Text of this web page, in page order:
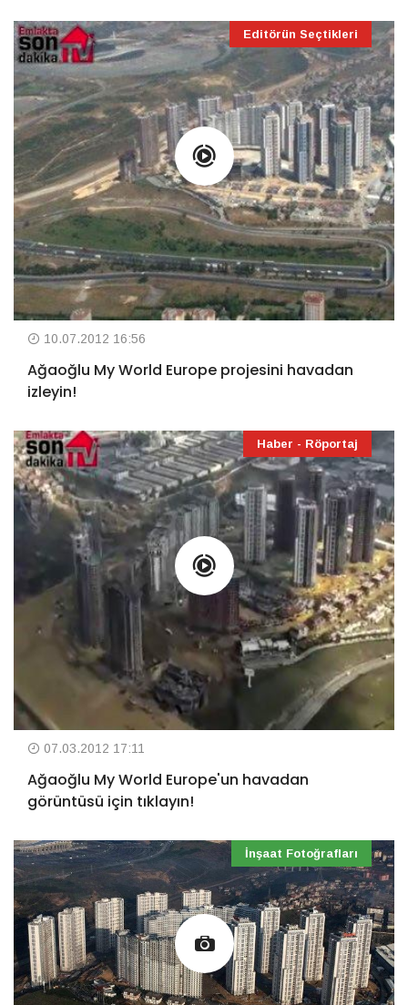
Editörün Seçtikleri
10.07.2012 16:56
Ağaoğlu My World Europe projesini havadan
izleyin!
Haber - Röportaj
07.03.2012 17:11
Ağaoğlu My World Europe'un havadan
görüntüsü için tıklayın!
İnşaat Fotoğrafları